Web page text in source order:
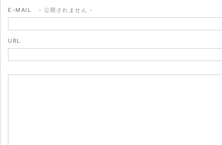
E-MAIL - 公開されません -
URL